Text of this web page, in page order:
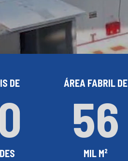
DE ÁREA FABRIL DE
56
MIL M²